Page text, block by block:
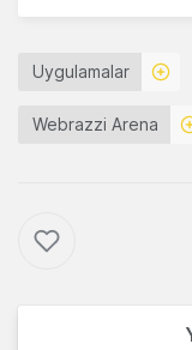
Uygulamalar
Webrazzi Arena